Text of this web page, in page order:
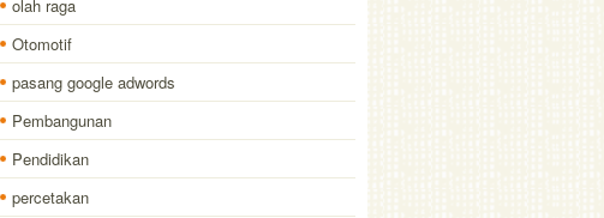
olah raga
Otomotif
pasang google adwords
Pembangunan
Pendidikan
percetakan